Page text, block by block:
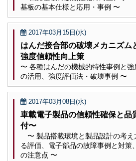
基板の基本仕様と応用・事例 〜
2017年03月15日(水)
はんだ接合部の破壊メカニズム
強度信頼性向上策
〜 各種はんだの機械的特性事例と
の活用、強度評価法・破壊事例 〜
2017年03月08日(水)
車載電子製品の信頼性確保と
付〜
〜 製品搭載環境と製品設計の考え
る評価、電子部品の故障事例と対策
の注意点 〜